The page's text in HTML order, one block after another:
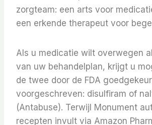
zorgteam: een arts voor
een erkende therapeut voor
Als u medicatie wilt overwegen
van uw behandelplan, krijgt u
de twee door de FDA
voorgeschreven: disulfiram of
(Antabuse). Terwijl Monument
recepten invult via Amazon